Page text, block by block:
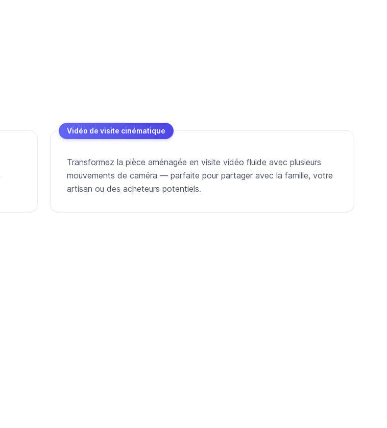
Vidéo de visite cinématique
Transformez la pièce aménagée en visite vidéo fluide avec plusieurs
mouvements de caméra — parfaite pour partager avec la famille, votre
artisan ou des acheteurs potentiels.